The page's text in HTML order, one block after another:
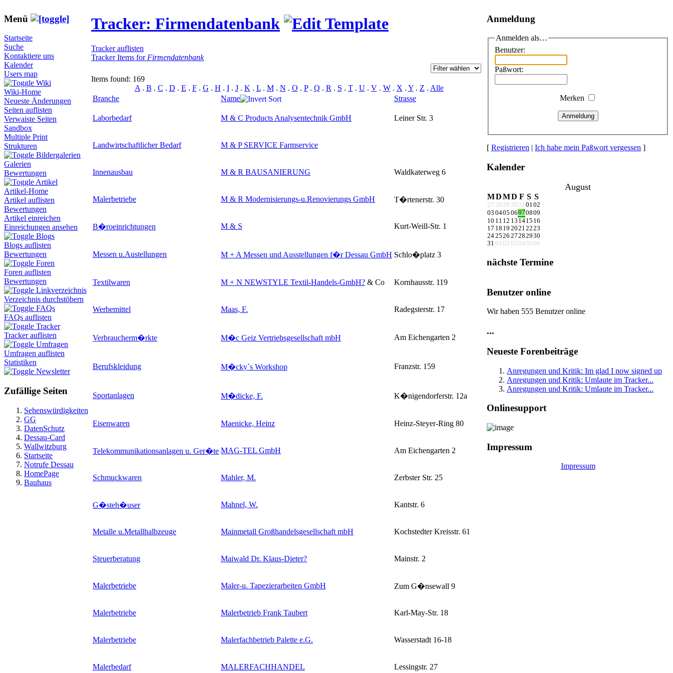
Menü
Startseite
Suche
Kontaktiere uns
Kalender
Users map
Wiki
Wiki-Home
Neueste Änderungen
Seiten auflisten
Verwaiste Seiten
Sandbox
Multiple Print
Strukturen
Bildergalerien
Galerien
Bewertungen
Artikel
Artikel-Home
Artikel auflisten
Bewertungen
Artikel einreichen
Einreichungen ansehen
Blogs
Blogs auflisten
Bewertungen
Foren
Foren auflisten
Bewertungen
Linkverzeichnis
Verzeichnis durchstöbern
FAQs
FAQs auflisten
Tracker
Tracker auflisten
Umfragen
Umfragen auflisten
Statistiken
Newsletter
Zufällige Seiten
Sehenswürdigkeiten
GG
DatenSchutz
Dessau-Card
Wallwitzburg
Startseite
Notrufe Dessau
HomePage
Bauhaus
Tracker: Firmendatenbank
Tracker auflisten
Tracker Items for Firmendatenbank
Items found: 169
A . B . C . D . E . F. G . H . I. J. K . L. M. N . O . P. Q . R . S . T. U. V. W. X . Y. Z . Alle
Branche
Name Strasse
Laborbedarf M & C Products Analysentechnik GmbH Leiner Str. 3
Landwirtschaftlicher Bedarf M & P SERVICE Farmservice
Innenausbau M & R BAUSANIERUNG Waldkaterweg 6
Malerbetriebe M & R Modernisierungs-u.Renovierungs GmbH T�rtenerstr. 30
B�roeinrichtungen M & S Kurt-Weill-Str. 1
Messen u.Austellungen M + A Messen und Ausstellungen f�r Dessau GmbH Schlo�platz 3
Textilwaren M + N NEWSTYLE Textil-Handels-GmbH? & Co Kornhausstr. 119
Werbemittel Maas, F. Radegsterstr. 17
Verbraucherm�rkte M�c Geiz Vertriebsgesellschaft mbH Am Eichengarten 2
Berufskleidung M�cky`s Workshop Franzstr. 159
Sportanlagen M�dicke, F. K�nigendorferstr. 12a
Eisenwaren Maenicke, Heinz Heinz-Steyer-Ring 80
Telekommunikationsanlagen u. Ger�te MAG-TEL GmbH Am Eichengarten 2
Schmuckwaren Mahler, M. Zerbster Str. 25
G�steh�user Mahnel, W. Kantstr. 6
Metalle u.Metallhalbzeuge Mainmetall Großhandelsgesellschaft mbH Kochstedter Kreisstr. 61
Steuerberatung Maiwald Dr. Klaus-Dieter? Mainstr. 2
Malerbetriebe Maler-u. Tapezierarbeiten GmbH Zum G�nsewall 9
Malerbetriebe Malerbetrieb Frank Taubert Karl-May-Str. 18
Malerbetriebe Malerfachbetrieb Palette e.G. Wasserstadt 16-18
Malerbedarf MALERFACHHANDEL Lessingstr. 27
Anmeldung
Anmelden als…
Benutzer:
Paßwort:
Merken
Anmeldung
[ Registrieren | Ich habe mein Paßwort vergessen ]
Kalender
August
MDMD F S S
27 28 29 30 31 0102
03 0405 06070809
10 11 12 13 1415 16
17 18 19 20212223
242526 27282930
31 01 02 03 04 05 06
nächste Termine
Benutzer online
Wir haben 555 Benutzer online
...
Neueste Forenbeiträge
Anregungen und Kritik: Im glad I now signed up
Anregungen und Kritik: Umlaute im Tracker...
Anregungen und Kritik: Umlaute im Tracker...
Onlinesupport
Impressum
Impressum